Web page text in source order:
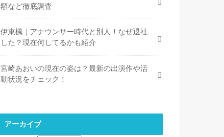
額など徹底調査
伊東楓｜アナウンサー時代と別人！なぜ退社
した？現在何してるかも紹介
宮崎あおいの現在の姿は？最新の出演作や活
動状況をチェック！
アーカイブ